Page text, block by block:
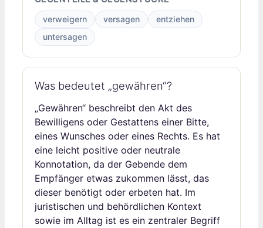
verweigern versagen
entziehen
untersagen
Was bedeutet „gewähren“?
„Gewähren“ beschreibt den Akt des
Bewilligens oder Gestattens einer Bitte,
eines Wunsches oder eines Rechts. Es hat
eine leicht positive oder neutrale
Konnotation, da der Gebende dem
Empfänger etwas zukommen lässt, das
dieser benötigt oder erbeten hat. Im
juristischen und behördlichen Kontext
sowie im Alltag ist es ein zentraler Begriff